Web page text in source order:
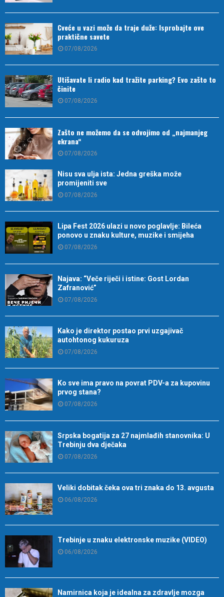
Cveće u vazi može da traje duže: Isprobajte ove
praktične savete
07/08/2026
Utišavate li radio kad tražite parking? Evo zašto to
činite
07/08/2026
Zašto ne možemo da se odvojimo od „najmanjeg
ekrana“
07/08/2026
Nisu sva ulja ista: Jedna greška može
promijeniti sve
07/08/2026
Lipa Fest 2026 ulazi u novo poglavlje: Bileća
ponovo u znaku kulture, muzike i smijeha
07/08/2026
Najava: “Veče riječi i istine: Gost Lordan
Zafranović”
07/08/2026
Kako je direktor postao prvi uzgajivač
autohtonog kukuruza
07/08/2026
Ko sve ima pravo na povrat PDV-a za kupovinu
prvog stana?
07/08/2026
Srpska bogatija za 27 najmlađih stanovnika: U
Trebinju dva dječaka
07/08/2026
Veliki dobitak čeka ova tri znaka do 13. avgusta
06/08/2026
Trebinje u znaku elektronske muzike (VIDEO)
06/08/2026
Namirnica koja je idealna za zdravlje mozga